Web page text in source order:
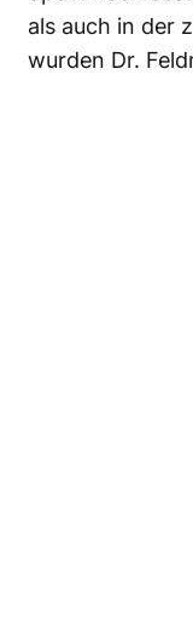
als auch in der
wurden Dr.